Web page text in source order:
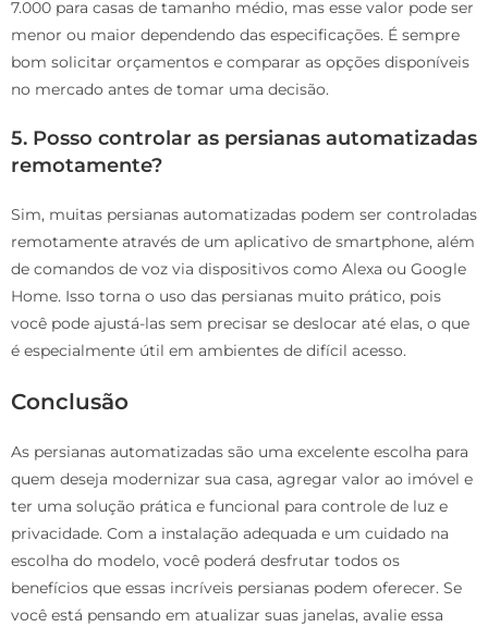
7.000 para casas de tamanho médio, mas esse valor pode ser
menor ou maior dependendo das especificações. É sempre
bom solicitar orçamentos e comparar as opções disponíveis
no mercado antes de tomar uma decisão.
5. Posso controlar as persianas automatizadas
remotamente?
Sim, muitas persianas automatizadas podem ser controladas
remotamente através de um aplicativo de smartphone, além
de comandos de voz via dispositivos como Alexa ou Google
Home. Isso torna o uso das persianas muito prático, pois
você pode ajustá-las sem precisar se deslocar até elas, o que
é especialmente útil em ambientes de difícil acesso.
Conclusão
As persianas automatizadas são uma excelente escolha para
quem deseja modernizar sua casa, agregar valor ao imóvel e
ter uma solução prática e funcional para controle de luz e
privacidade. Com a instalação adequada e um cuidado na
escolha do modelo, você poderá desfrutar todos os
benefícios que essas incríveis persianas podem oferecer. Se
você está pensando em atualizar suas janelas, avalie essa